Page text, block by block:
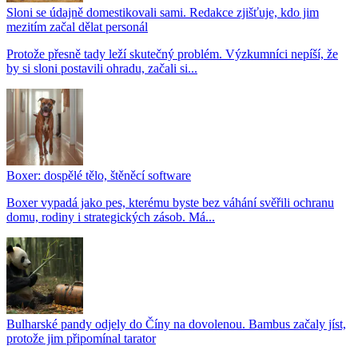
Sloni se údajně domestikovali sami. Redakce zjišťuje, kdo jim
mezitím začal dělat personál
Protože přesně tady leží skutečný problém. Výzkumníci nepíší, že
by si sloni postavili ohradu, začali si...
Boxer: dospělé tělo, štěněcí software
Boxer vypadá jako pes, kterému byste bez váhání svěřili ochranu
domu, rodiny i strategických zásob. Má...
Bulharské pandy odjely do Číny na dovolenou. Bambus začaly jíst,
protože jim připomínal tarator